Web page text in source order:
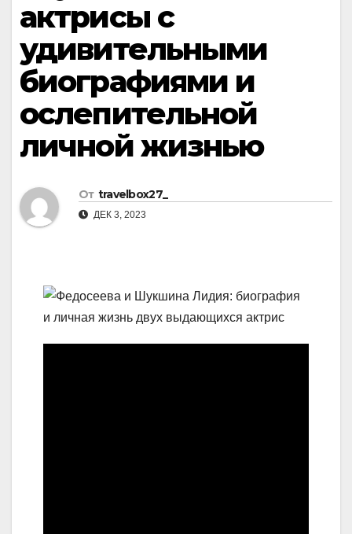
актрисы с
удивительными
биографиями и
ослепительной
личной жизнью
От travelbox27_
ДЕК 3, 2023